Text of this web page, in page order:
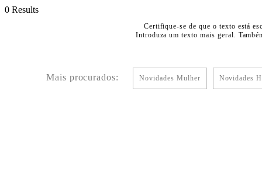
0 Results
Certifique-se de que o texto está
Introduza um texto mais geral.
Mais procurados: Novidades Mulher Novidades